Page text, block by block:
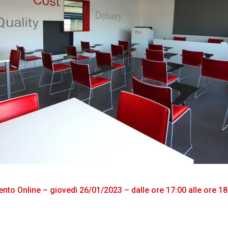
Online – giovedì 26/01/2023 – dalle ore 17:00 alle ore